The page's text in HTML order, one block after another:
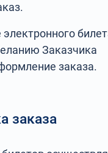
Заказчика
заказа.
заказа